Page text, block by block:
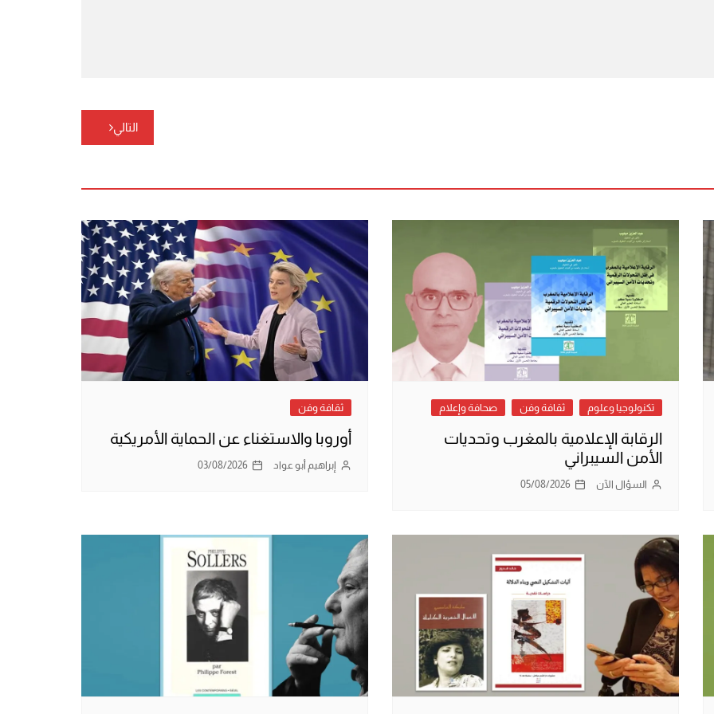
التالي
تكنولوجيا وعلوم ثقافة وفن صحافة وإعلام
الرقابة الإعلامية بالمغرب وتحديات
الأمن السيبراني
السؤال الآن 05/08/2026
ثقافة وفن
أوروبا والاستغناء عن الحماية الأمريكية
إبراهيم أبو عواد 03/08/2026